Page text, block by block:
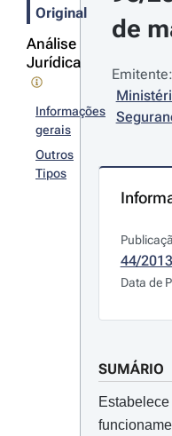
Original
Análise
Jurídica
Informações
gerais
Outros
Tipos
de
Emitente:
44/
Data de
SUMÁRIO